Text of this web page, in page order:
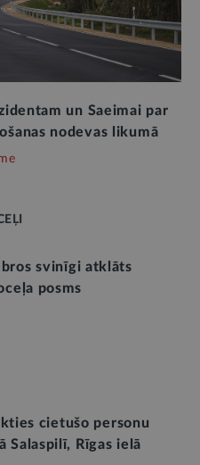
un Saeimai par
nodevas likumā
svinīgi atklāts
posms
cietušo personu
Salaspilī, Rīgas ielā